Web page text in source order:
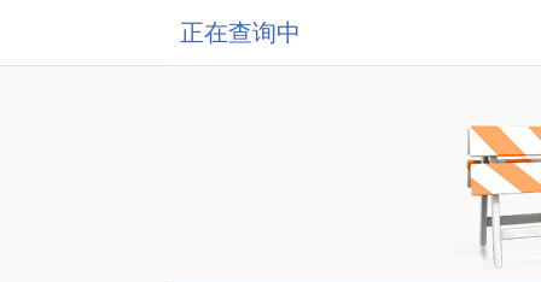
正在查询中